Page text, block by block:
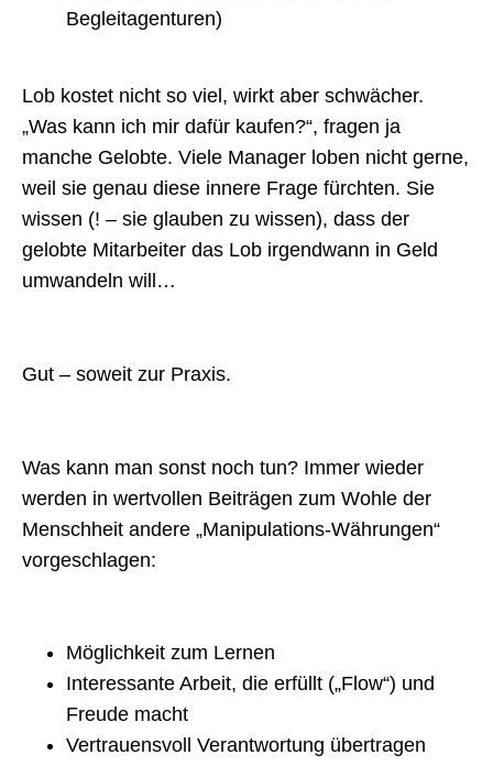
Begleitagenturen)
Lob kostet nicht so viel, wirkt aber schwächer.
„Was kann ich mir dafür kaufen?“, fragen ja
manche Gelobte. Viele Manager loben nicht gerne,
weil sie genau diese innere Frage fürchten. Sie
wissen (! – sie glauben zu wissen), dass der
gelobte Mitarbeiter das Lob irgendwann in Geld
umwandeln will…
Gut – soweit zur Praxis.
Was kann man sonst noch tun? Immer wieder
werden in wertvollen Beiträgen zum Wohle der
Menschheit andere „Manipulations-Währungen“
vorgeschlagen:
Möglichkeit zum Lernen
Interessante Arbeit, die erfüllt („Flow“) und
Freude macht
Vertrauensvoll Verantwortung übertragen